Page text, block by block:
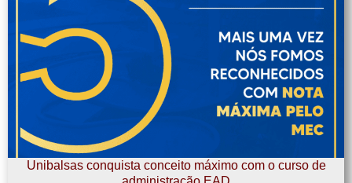
Unibalsas conquista conceito máximo com o curso de